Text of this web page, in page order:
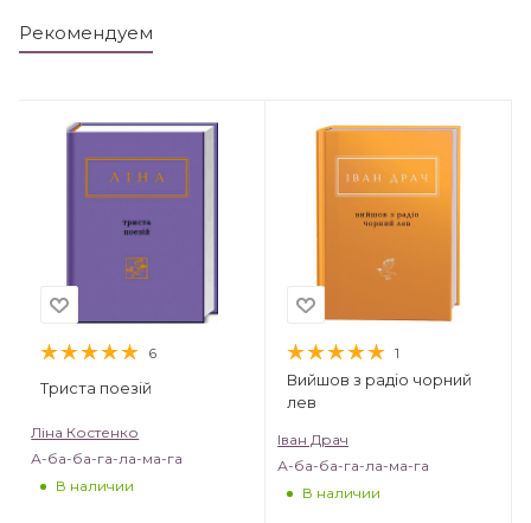
Рекомендуем
6
Триста поезій
Ліна Костенко
А-ба-ба-га-ла-ма-га
В наличии
1
Вийшов з радіо чорний
лев
Іван Драч
А-ба-ба-га-ла-ма-га
В наличии